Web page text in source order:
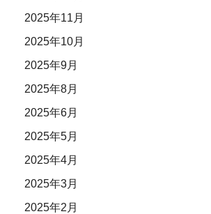
2025年11月
2025年10月
2025年9月
2025年8月
2025年6月
2025年5月
2025年4月
2025年3月
2025年2月